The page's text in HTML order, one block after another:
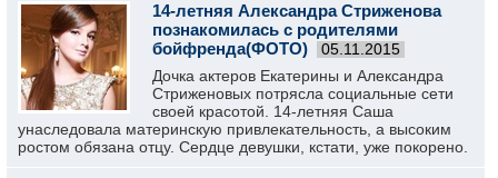
14-летняя Александра Стриженова
познакомилась с родителями
бойфренда(ФОТО)
05.11.2015
Дочка актеров Екатерины и Александра
Стриженовых потрясла социальные сети
своей красотой. 14-летняя Саша
унаследовала материнскую привлекательность, а высоким
ростом обязана отцу. Сердце девушки, кстати, уже покорено.